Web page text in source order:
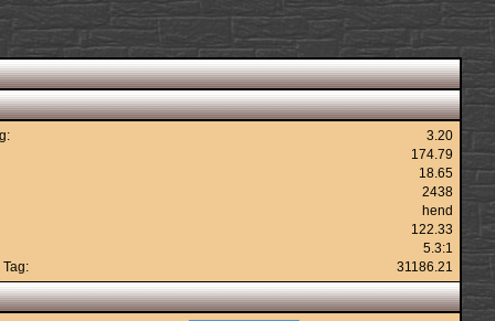
3.20
174.79
18.65
2438
hend
122.33
5.3:1
31186.21